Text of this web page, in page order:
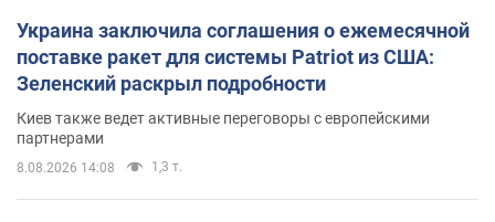
Украина заключила соглашения о ежемесячной
поставке ракет для системы Patriot из США:
Зеленский раскрыл подробности
Киев также ведет активные переговоры с европейскими
партнерами
8.08.2026 14:08 1,3 т.